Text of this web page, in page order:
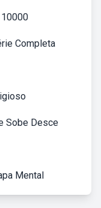
Completa
Sobe Desce
Mental